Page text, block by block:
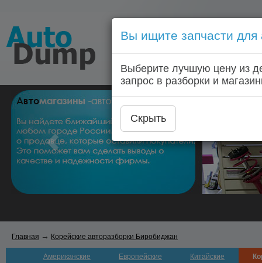
Голосовой запрос
Главная
Главная → Корейские авторазборки Биробиджан
Американские Европейские Китайские
Вы ищите запчасти для
Выберите лучшую цену из
запрос в разборки и
Скрыть